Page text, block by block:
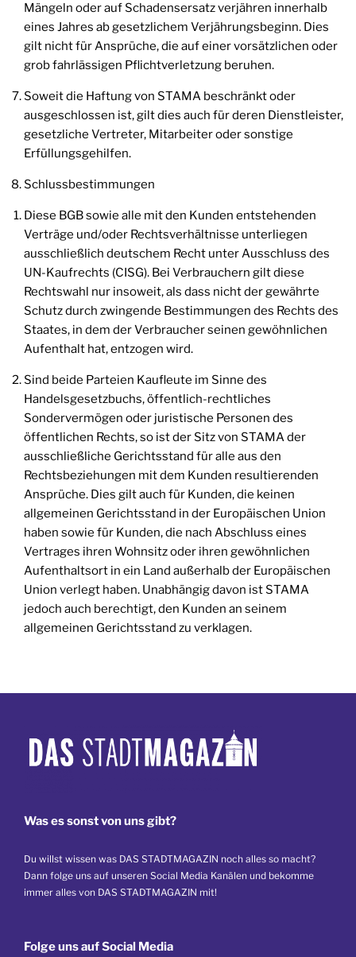
Mängeln oder auf Schadensersatz verjähren innerhalb
eines Jahres ab gesetzlichem Verjährungsbeginn. Dies
gilt nicht für Ansprüche, die auf einer vorsätzlichen oder
grob fahrlässigen Pflichtverletzung beruhen.
Soweit die Haftung von STAMA beschränkt oder
ausgeschlossen ist, gilt dies auch für deren Dienstleister,
gesetzliche Vertreter, Mitarbeiter oder sonstige
Erfüllungsgehilfen.
Schlussbestimmungen
Diese BGB sowie alle mit den Kunden entstehenden
Verträge und/oder Rechtsverhältnisse unterliegen
ausschließlich deutschem Recht unter Ausschluss des
UN-Kaufrechts (CISG). Bei Verbrauchern gilt diese
Rechtswahl nur insoweit, als dass nicht der gewährte
Schutz durch zwingende Bestimmungen des Rechts des
Staates, in dem der Verbraucher seinen gewöhnlichen
Aufenthalt hat, entzogen wird.
Sind beide Parteien Kaufleute im Sinne des
Handelsgesetzbuchs, öffentlich-rechtliches
Sondervermögen oder juristische Personen des
öffentlichen Rechts, so ist der Sitz von STAMA der
ausschließliche Gerichtsstand für alle aus den
Rechtsbeziehungen mit dem Kunden resultierenden
Ansprüche. Dies gilt auch für Kunden, die keinen
allgemeinen Gerichtsstand in der Europäischen Union
haben sowie für Kunden, die nach Abschluss eines
Vertrages ihren Wohnsitz oder ihren gewöhnlichen
Aufenthaltsort in ein Land außerhalb der Europäischen
Union verlegt haben. Unabhängig davon ist STAMA
jedoch auch berechtigt, den Kunden an seinem
allgemeinen Gerichtsstand zu verklagen.
Was es sonst von uns gibt?
Du willst wissen was DAS STADTMAGAZIN noch alles so macht?
Dann folge uns auf unseren Social Media Kanälen und bekomme
immer alles von DAS STADTMAGAZIN mit!
Folge uns auf Social Media